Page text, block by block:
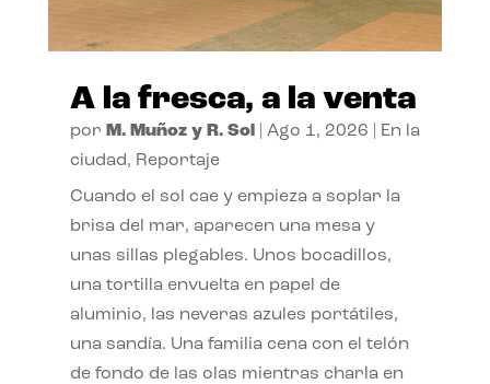
A la fresca, a la venta
por M. Muñoz y R. Sol Ago 1, 2026
En la
ciudad, Reportaje
Cuando el sol cae y empieza a soplar la
brisa del mar, aparecen una mesa y
unas sillas plegables. Unos bocadillos,
una tortilla envuelta en papel de
aluminio, las neveras azules portátiles,
una sandía. Una familia cena con el telón
de fondo de las olas mientras charla en